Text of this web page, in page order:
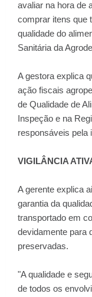
avaliar na hora de
comprar itens que
qualidade do
Sanitária da
A gestora explica
ação fiscais
de Qualidade de
Inspeção e na
responsáveis pela
VIGILÂNCIA
A gerente explica
garantia da
transportado em
devidamente para
preservadas.
"A qualidade e
de todos os